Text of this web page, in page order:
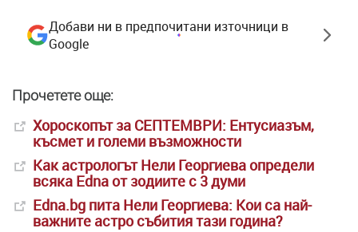
Добави ни в предпочитани източници в
Google
Прочетете още:
Хороскопът за СЕПТЕМВРИ: Ентусиазъм,
късмет и големи възможности
Как астрологът Нели Георгиева определи
всяка Edna от зодиите с 3 думи
Edna.bg пита Нели Георгиева: Кои са най-
важните астро събития тази година?